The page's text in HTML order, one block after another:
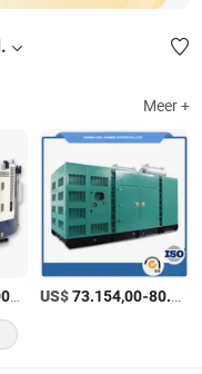
Meer +
/set
US$73.154,00-80.707,00